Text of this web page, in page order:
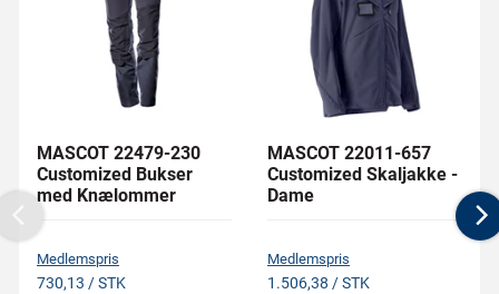
MASCOT 22479-230
Customized Bukser
med Knælommer
Medlemspris
730,13 / STK
MASCOT 22011-657
Customized Skaljakke -
Dame
Medlemspris
1.506,38 / STK
Previous